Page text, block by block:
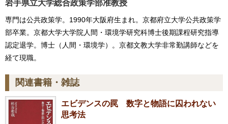
岩手県立大学総合政策学部准教授
専門は公共政策学。1990年大阪府生まれ。京都府立大学公共政策学
部卒業。京都大学大学院人間・環境学研究科博士後期課程研究指導
認定退学。博士（人間・環境学）。京都文教大学非常勤講師などを
経て現職。
関連書籍・雑誌
エビデンスの罠 数字と物語に囚われない
思考法